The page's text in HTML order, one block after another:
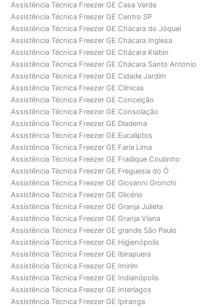
Assistência Técnica Freezer GE Casa Verde
Assistência Técnica Freezer GE Centro SP
Assistência Técnica Freezer GE Chácara do Jóquei
Assistência Técnica Freezer GE Chácara Inglesa
Assistência Técnica Freezer GE Chácara Klabin
Assistência Técnica Freezer GE Chácara Santo Antonio
Assistência Técnica Freezer GE Cidade Jardim
Assistência Técnica Freezer GE Clínicas
Assistência Técnica Freezer GE Conceição
Assistência Técnica Freezer GE Consolação
Assistência Técnica Freezer GE Diadema
Assistência Técnica Freezer GE Eucaliptos
Assistência Técnica Freezer GE Faria Lima
Assistência Técnica Freezer GE Fradique Coutinho
Assistência Técnica Freezer GE Freguesia do Ó
Assistência Técnica Freezer GE Giovanni Gronchi
Assistência Técnica Freezer GE Glicério
Assistência Técnica Freezer GE Granja Julieta
Assistência Técnica Freezer GE Granja Viana
Assistência Técnica Freezer GE grande São Paulo
Assistência Técnica Freezer GE Higienópolis
Assistência Técnica Freezer GE Ibirapuera
Assistência Técnica Freezer GE Imirim
Assistência Técnica Freezer GE Indianópolis
Assistência Técnica Freezer GE Interlagos
Assistência Técnica Freezer GE Ipiranga